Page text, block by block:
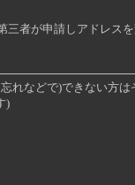
者が申請しアドレス
れなどで)できない方
)